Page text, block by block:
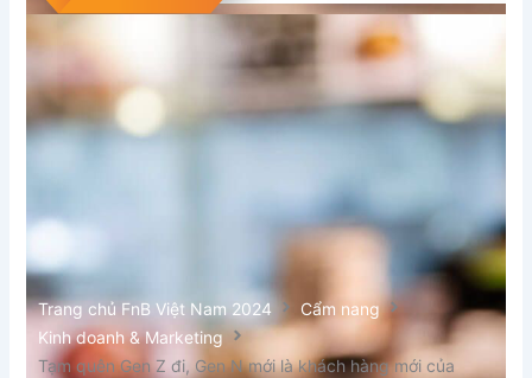
Trang chủ FnB Việt Nam 2024
Cẩm nang
Kinh doanh & Marketing
Tạm quên Gen Z đi, Gen N mới là khách hàng mới của